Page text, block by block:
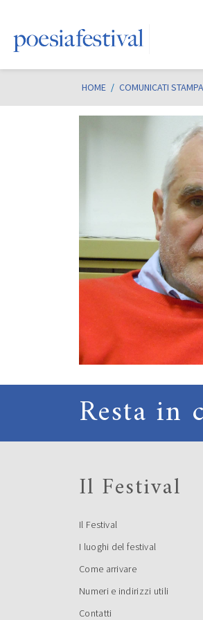
HOME / COMUNICATI STAMPA
Resta in
Il Festival
Il Festival
I luoghi del festival
Come arrivare
Numeri e indirizzi utili
Contatti